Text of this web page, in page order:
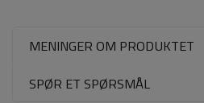
MENINGER OM PRODUKTET
SPØR ET SPØRSMÅL